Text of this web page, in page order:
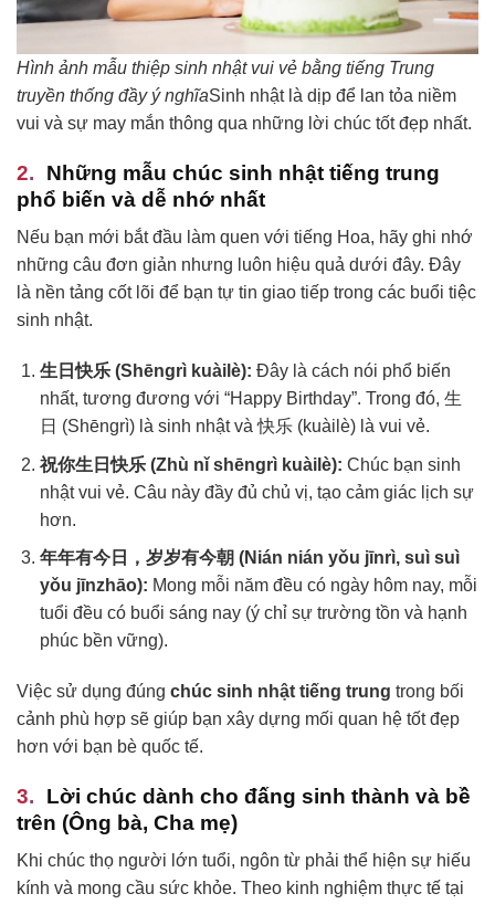
Hình ảnh mẫu thiệp sinh nhật vui vẻ bằng tiếng Trung
truyền thống đầy ý nghĩaSinh nhật là dịp để lan tỏa niềm
vui và sự may mắn thông qua những lời chúc tốt đẹp nhất.
Những mẫu chúc sinh nhật tiếng trung
phổ biến và dễ nhớ nhất
Nếu bạn mới bắt đầu làm quen với tiếng Hoa, hãy ghi nhớ
những câu đơn giản nhưng luôn hiệu quả dưới đây. Đây
là nền tảng cốt lõi để bạn tự tin giao tiếp trong các buổi tiệc
sinh nhật.
生日快乐 (Shēngrì kuàilè): Đây là cách nói phổ biến
nhất, tương đương với “Happy Birthday”. Trong đó, 生
日 (Shēngrì) là sinh nhật và 快乐 (kuàilè) là vui vẻ.
祝你生日快乐 (Zhù nǐ shēngrì kuàilè): Chúc bạn sinh
nhật vui vẻ. Câu này đầy đủ chủ vị, tạo cảm giác lịch sự
hơn.
年年有今日，岁岁有今朝 (Nián nián yǒu jīnrì, suì suì
yǒu jīnzhāo): Mong mỗi năm đều có ngày hôm nay, mỗi
tuổi đều có buổi sáng nay (ý chỉ sự trường tồn và hạnh
phúc bền vững).
Việc sử dụng đúng chúc sinh nhật tiếng trung trong bối
cảnh phù hợp sẽ giúp bạn xây dựng mối quan hệ tốt đẹp
hơn với bạn bè quốc tế.
Lời chúc dành cho đấng sinh thành và bề
trên (Ông bà, Cha mẹ)
Khi chúc thọ người lớn tuổi, ngôn từ phải thể hiện sự hiếu
kính và mong cầu sức khỏe. Theo kinh nghiệm thực tế tại